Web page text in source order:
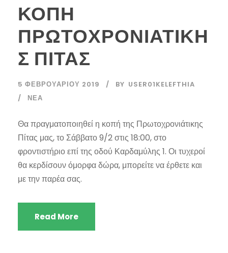
ΚΟΠΗ
ΠΡΩΤΟΧΡΟΝΙΑΤΙΚΗ
Σ ΠΙΤΑΣ
5 ΦΕΒΡΟΥΑΡΊΟΥ 2019 BY USER01KELEFTHIA
ΝΈΑ
Θα πραγματοποιηθεί η κοπή της Πρωτοχρονιάτικης
Πίτας μας, το Σάββατο 9/2 στις 18:00, στο
φροντιστήριο επί της οδού Καρδαμύλης 1. Οι τυχεροί
θα κερδίσουν όμορφα δώρα, μπορείτε να έρθετε και
με την παρέα σας.
Read More